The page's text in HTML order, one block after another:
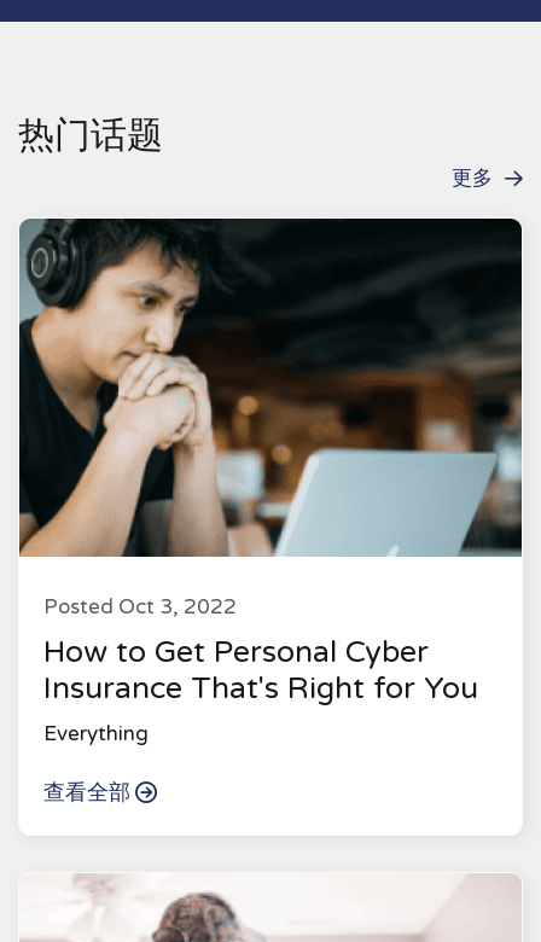
热门话题
更多
Posted Oct 3, 2022
How to Get Personal Cyber
Insurance That's Right for You
Everything
查看全部